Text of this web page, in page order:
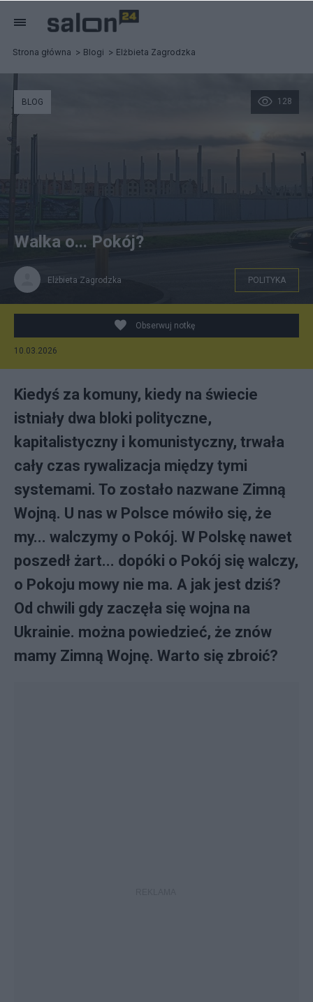
Strona główna Blogi Elżbieta Zagrodzka
Daria Mikuś
128
BLOG
Walka o... Pokój?
Elżbieta Zagrodzka POLITYKA
Obserwuj notkę
10.03.2026
Kiedyś za komuny, kiedy na świecie
istniały dwa bloki polityczne,
kapitalistyczny i komunistyczny, trwała
cały czas rywalizacja między tymi
systemami. To zostało nazwane Zimną
Wojną. U nas w Polsce mówiło się, że
my... walczymy o Pokój. W Polskę nawet
poszedł żart... dopóki o Pokój się walczy,
o Pokoju mowy nie ma. A jak jest dziś?
Od chwili gdy zaczęła się wojna na
Ukrainie. można powiedzieć, że znów
mamy Zimną Wojnę. Warto się zbroić?